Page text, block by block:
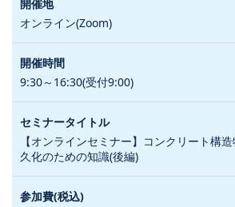
オンライン(Zoom)
9:30～16:30(受付9:00)
【オンラインセミナー】コンクリート構
久化のための知識(後編)